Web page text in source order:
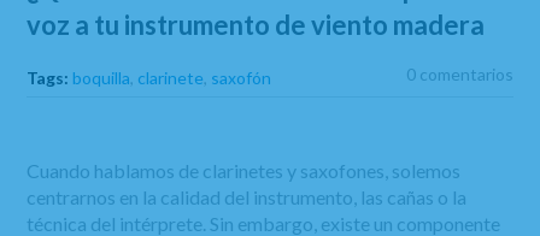
voz a tu instrumento de viento madera
Tags: boquilla clarinete saxofón 0 comentarios
Cuando hablamos de clarinetes y saxofones, solemos
centrarnos en la calidad del instrumento, las cañas o la
técnica del intérprete. Sin embargo, existe un componente